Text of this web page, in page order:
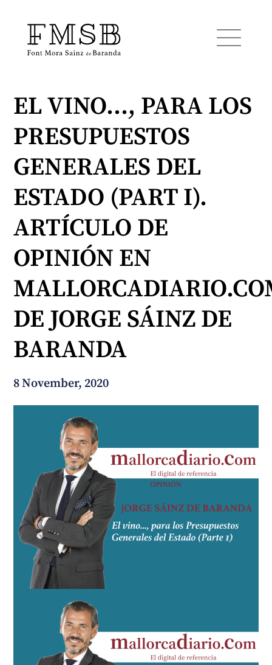
Startseite
Font Mora Sainz de Baranda
Dienste
Blog und Nachrichten
Wie können wir Ihnen helfen?
EL VINO…, PARA LOS
PRESUPUESTOS
GENERALES DEL
ESTADO (PART I).
ARTÍCULO DE
OPINIÓN EN
DE JORGE SÁINZ DE
BARANDA
8 November, 2020